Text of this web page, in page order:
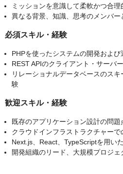
ミッションを意識して柔軟かつ合
異なる背景、知識、思考のメンバ
必須スキル・経験
PHPを使ったシステムの開発および
REST APIのクライアント・サーバ
リレーショナルデータベースのス
験
歓迎スキル・経験
既存のアプリケーション設計の問題
クラウドインフラストラクチャーで
Next.js、React、TypeScriptを用い
開発組織のリード、大規模プロジェ